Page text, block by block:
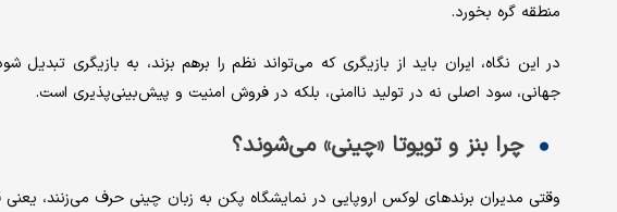
منطقه گره بخورد.
در این نگاه، ایران باید از بازیگری که می‌تواند نظم را برهم بزند، به بازیگری
جهانی، سود اصلی نه در تولید ناامنی، بلکه در فروش امنیت و پیش‌بینی‌پذیری است.
چرا بنز و تویوتا «چینی» می‌شوند؟
وقتی مدیران برندهای لوکس اروپایی در نمایشگاه پکن به زبان چینی حرف می‌زنند،